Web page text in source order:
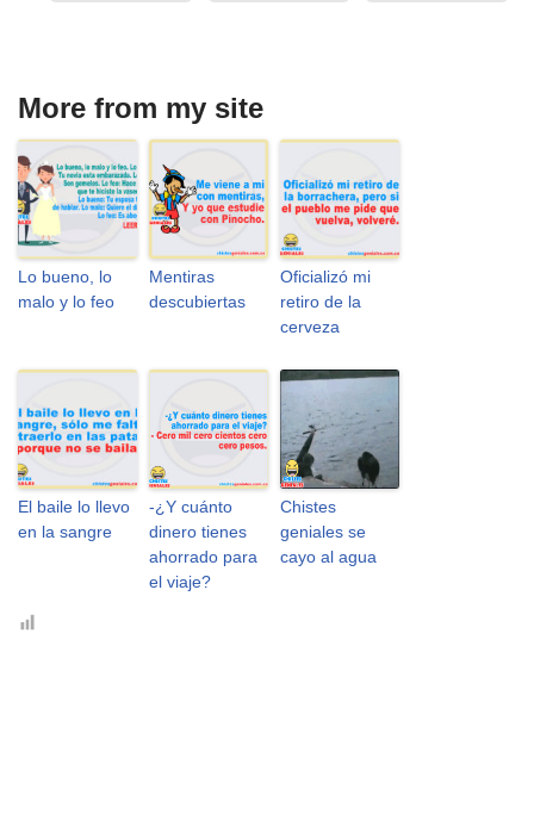
More from my site
Lo bueno, lo
malo y lo feo
Mentiras
descubiertas
Oficializó mi
retiro de la
cerveza
El baile lo llevo
en la sangre
-¿Y cuánto
dinero tienes
ahorrado para
el viaje?
Chistes
geniales se
cayo al agua